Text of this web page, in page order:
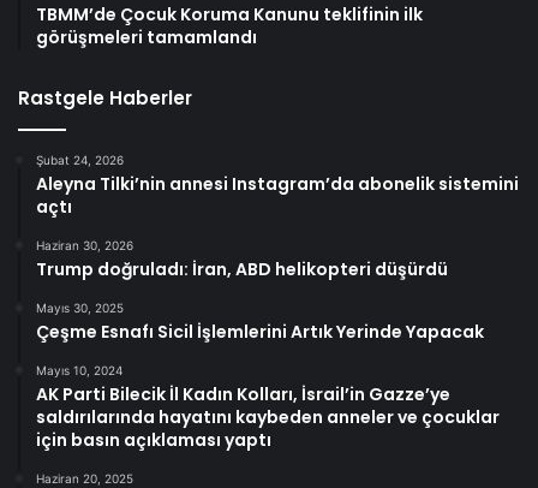
TBMM’de Çocuk Koruma Kanunu teklifinin ilk
görüşmeleri tamamlandı
Rastgele Haberler
Şubat 24, 2026
Aleyna Tilki’nin annesi Instagram’da abonelik sistemini
açtı
Haziran 30, 2026
Trump doğruladı: İran, ABD helikopteri düşürdü
Mayıs 30, 2025
Çeşme Esnafı Sicil İşlemlerini Artık Yerinde Yapacak
Mayıs 10, 2024
AK Parti Bilecik İl Kadın Kolları, İsrail’in Gazze’ye
saldırılarında hayatını kaybeden anneler ve çocuklar
için basın açıklaması yaptı
Haziran 20, 2025